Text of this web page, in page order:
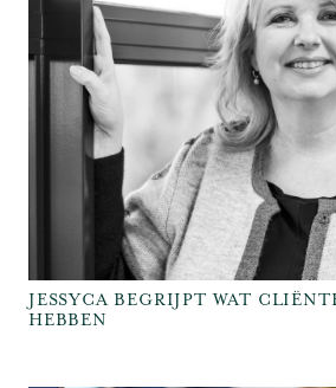
JESSYCA BEGRIJPT WAT
HEBBEN